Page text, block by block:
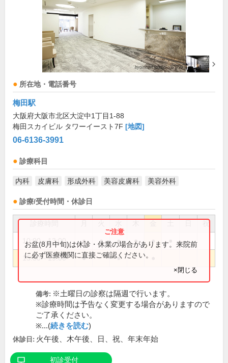
所在地・電話番号
梅田駅
大阪府大阪市北区大淀中1丁目1-88
梅田スカイビル タワーイースト7F [地図]
06-6136-3991
診療科目
内科 皮膚科 形成外科 美容皮膚科 美容外科
診療/受付時間・休診日
祝
10:00～13:00 ● ● ● ● ●
15:30～19:00 ● ●
お盆(8月中旬)は休診・休業の場合があります。来院前
に必ず医療機関に直接ご確認ください。
×閉じる
備考: ※土曜日の診察は隔週で行います。
※診療時間は予告なく変更する場合がありますので
ご了承ください。
※...(続きを読む)
休診日: 火午後、木午後、日、祝、年末年始
初診受付